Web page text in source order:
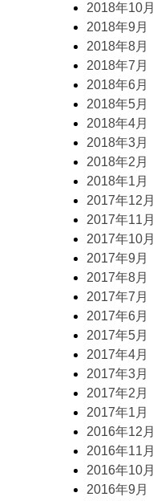
2018年10月
2018年9月
2018年8月
2018年7月
2018年6月
2018年5月
2018年4月
2018年3月
2018年2月
2018年1月
2017年12月
2017年11月
2017年10月
2017年9月
2017年8月
2017年7月
2017年6月
2017年5月
2017年4月
2017年3月
2017年2月
2017年1月
2016年12月
2016年11月
2016年10月
2016年9月